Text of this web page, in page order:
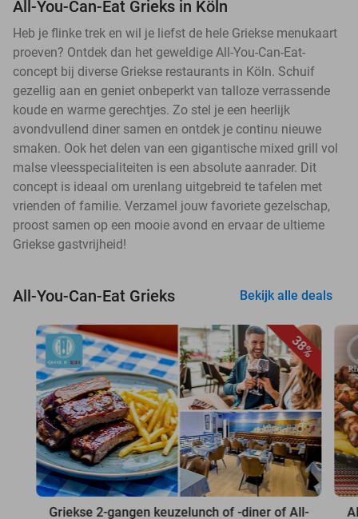
All-You-Can-Eat Grieks in Köln
Heb je flinke trek en wil je liefst de hele Griekse menukaart
proeven? Ontdek dan het geweldige All-You-Can-Eat-
concept bij diverse Griekse restaurants in Köln. Schuif
gezellig aan en geniet onbeperkt van talloze verrassende
koude en warme gerechtjes. Zo stel je een heerlijk
avondvullend diner samen en ontdek je continu nieuwe
smaken. Ook het delen van een gigantische mixed grill vol
malse vleesspecialiteiten is een absolute aanrader. Dit
concept is ideaal om urenlang uitgebreid te tafelen met
vrienden of familie. Verzamel jouw favoriete gezelschap,
proost samen op een mooie avond en ervaar de ultieme
Griekse gastvrijheid!
All-You-Can-Eat Grieks Bekijk alle deals
38%
Griekse 2-gangen keuzelunch of -diner of All-